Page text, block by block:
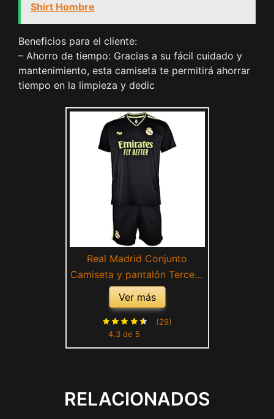
Shirt Hombre
Beneficios para el cliente:
– Ahorro de tiempo: Gracias a su fácil cuidado y
mantenimiento, esta camiseta te permitirá ahorrar
tiempo en la limpieza y dedic
Real Madrid Conjunto
Camiseta y pantalón Tercera
Equipación - Temporada
22/23 - Réplica Oficial
Autorizada con Licencia -
100% poliéster - Dorsal Liso
Ver más
4.3 de 5
(29)
RELACIONADOS